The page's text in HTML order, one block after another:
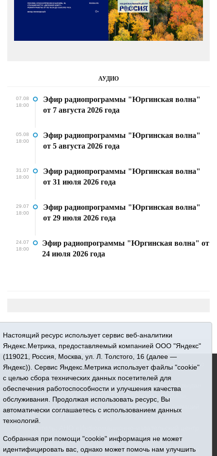
АУДИО
07.08
18:00
Эфир радиопрограммы "Юргинская волна"
от 7 августа 2026 года
05.08
18:00
Эфир радиопрограммы "Юргинская волна"
от 5 августа 2026 года
31.07
18:00
Эфир радиопрограммы "Юргинская волна"
от 31 июля 2026 года
29.07
18:00
Эфир радиопрограммы "Юргинская волна"
от 29 июля 2026 года
24.07
18:00
Эфир радиопрограммы "Юргинская волна" от
24 июля 2026 года
16+ © 2015-2026 Сетевое издание «Новости Юргинского
Регистрационный номер СМИ ЭЛ № ФС 77 - 66052 выдан
Федеральной службой по надзору в сфере связи,
«Призыв»
Все права защищены © При использовании материалов
Настоящий ресурс использует сервис веб-аналитики
Яндекс.Метрика, предоставляемый компанией ООО "Яндекс"
(119021, Россия, Москва, ул. Л. Толстого, 16 (далее —
Яндекс)). Сервис Яндекс.Метрика использует файлы "cookie"
с целью сбора технических данных посетителей для
обеспечения работоспособности и улучшения качества
обслуживания. Продолжая использовать ресурс, Вы
автоматически соглашаетесь с использованием данных
технологий.
Собранная при помощи "cookie" информация не может
идентифицировать вас, однако может помочь нам улучшить